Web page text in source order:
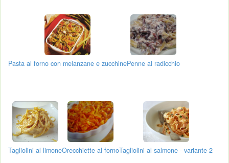
Pasta al forno con melanzane e zucchinePenne al radicchio
Tagliolini al limoneOrecchiette al fornoTagliolini al salmone - variante 2